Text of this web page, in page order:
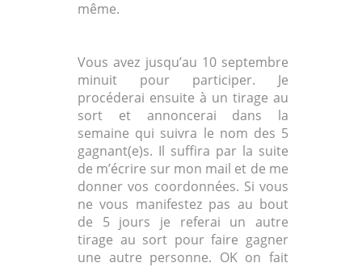
même.
Vous avez jusqu’au 10 septembre
minuit pour participer. Je
procéderai ensuite à un tirage au
sort et annoncerai dans la
semaine qui suivra le nom des 5
gagnant(e)s. Il suffira par la suite
de m’écrire sur mon mail et de me
donner vos coordonnées. Si vous
ne vous manifestez pas au bout
de 5 jours je referai un autre
tirage au sort pour faire gagner
une autre personne. OK on fait